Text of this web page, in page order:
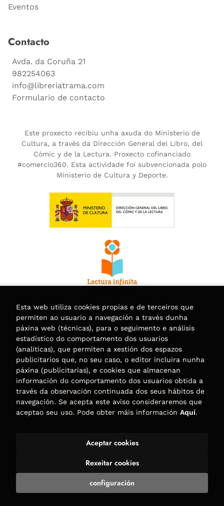
Eventos
Contacto
Avda. da Coruña 21
982254063
info@libreriatrama.com
Formulario de contacto
Este proxecto recibiu unha axuda do Ministerio de
Cultura, a través da Dirección General del Libro, del
Cómic y de la Lectura. Proxecto cofinanciado
#comercio360. Esta actividade foi subvencionada polo
Ministerio de Cultura y Deporte.
. Todos os dereitos reservados |
Esta web utiliza cookies propias e de terceiros que
permiten ao usuario a navegación a través dunha
páxina web (técnicas), para o seguimento e análisis
estadístico do comportamento dos usuarios
(analíticas), que permiten a xestión dos espazos
publicitarios que, no seu caso, o editor incluira nunha
páxina (publicitarias), e cookies que almacenan
información do comportamento dos usuarios obtida a
través da observación continuada dos seus hábitos de
navegación. Se acepta este aviso consideraremos que
aceptao seu uso. Pode obter máis información Aquí.
configuración
Rexeitar cookies
Aceptar cookies